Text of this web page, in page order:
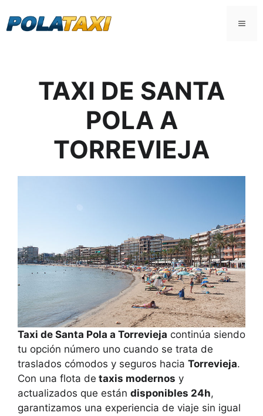
TAXI DE SANTA
POLA A
TORREVIEJA
Taxi de Santa Pola a Torrevieja continúa siendo
tu opción número uno cuando se trata de
traslados cómodos y seguros hacia Torrevieja.
Con una flota de taxis modernos y
actualizados que están disponibles 24h,
garantizamos una experiencia de viaje sin igual